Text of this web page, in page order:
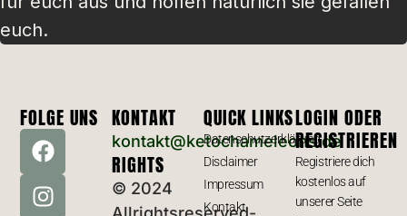
euch.
FOLGE UNS KONTAKT
kontakt@ketochameleons.de
RIGHTS
© 2024
QUICK LINKS
Datenschutzerklärung
Disclaimer
Impressum
Kontakt
LOGIN ODER
REGISTRIEREN
Registriere dich
kostenlos auf
unserer Seite